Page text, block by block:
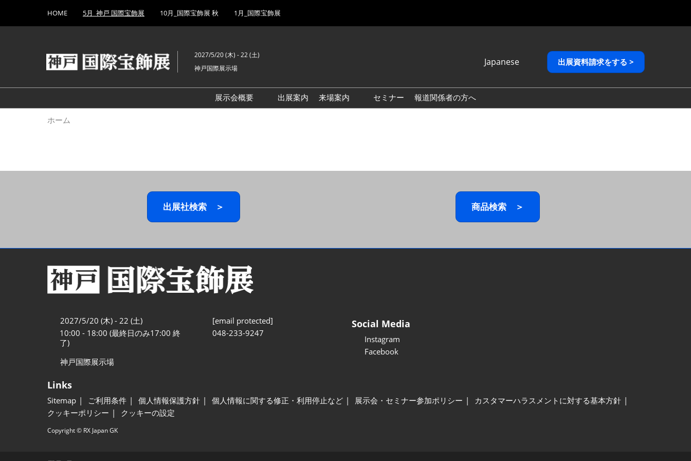
キ
し
て
to
HOME 5月_神戸 国際宝飾展 10月_国際宝飾展 秋 1月_国際宝飾展
2027/5/20 (木) - 22 (土)
神戸国際展示場
Japanese
English
繁體中文
出展資料請求をする >
展示会概要
出展案内
来場案内
セミナー 報道関係者の方へ
ホーム
出展社検索 ＞ 商品検索 ＞
2027/5/20 (木) - 22 (土)
10:00 - 18:00 (最終日のみ17:00 終
了)
神戸国際展示場
[email protected]
048-233-9247
Social Media
Instagram
Facebook
Links
Sitemap ご利用条件 個人情報保護方針 個人情報に関する修正・利用停止など 展示会・セミナー参加ポリシー
カスタマーハラスメントに対する基本方針
クッキーポリシー
クッキーの設定
Copyright © RX Japan GK